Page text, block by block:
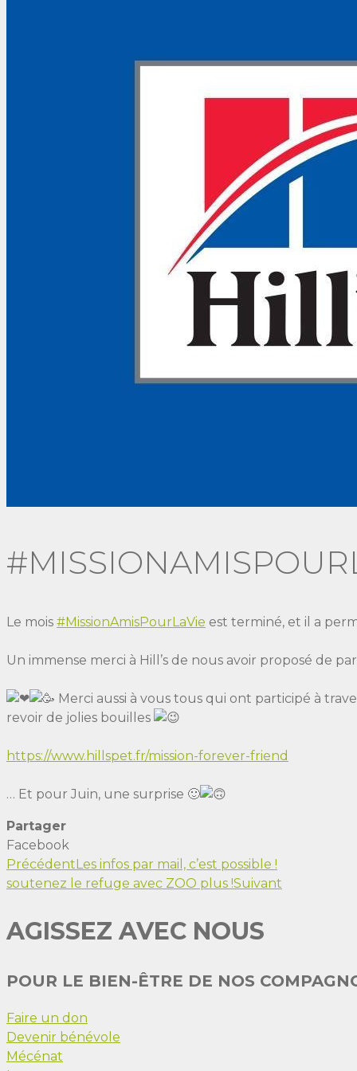
Le mois #MissionAmisPourLaVie est terminé, et il a
Un immense merci à Hill’s de nous avoir proposé de
Merci aussi à vous tous qui ont participé à
revoir de jolies bouilles
https://www.hillspet.fr/mission-forever-friend
… Et pour Juin, une surprise 🙂
Partager
Facebook
Précédent Les infos par mail, c’est possible !
soutenez le refuge avec ZOO plus !Suivant
AGISSEZ AVEC NOUS
POUR LE BIEN-ÊTRE DE NOS
Faire un don
Devenir bénévole
Mécénat